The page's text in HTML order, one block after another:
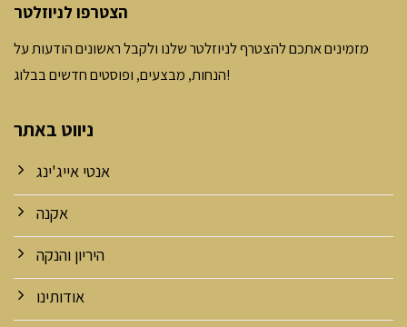
ניווט באתר
אנטי אייג'ינג
אקנה
היריון והנקה
אודותינו
הצטרפו לניוזלטר
מזמינים אתכם להצטרף לניוזלטר שלנו ולקבל ראשונים הודעות על
הנחות, מבצעים, ופוסטים חדשים בבלוג!